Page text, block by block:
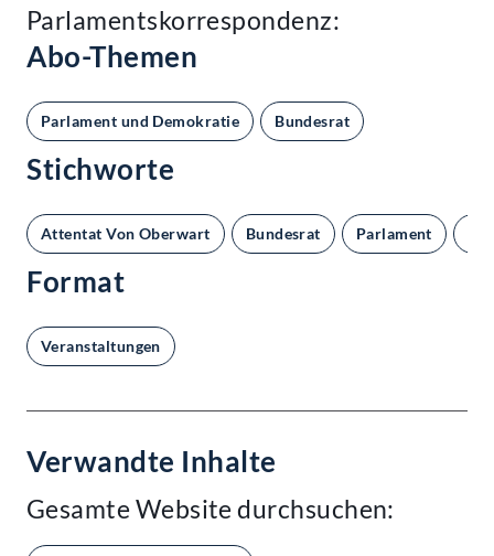
Parlamentskorrespondenz:
Abo-Themen
Parlament und Demokratie Bundesrat
Stichworte
Attentat Von Oberwart Bundesrat Parlament
Format
Veranstaltungen
Verwandte Inhalte
Gesamte Website durchsuchen: